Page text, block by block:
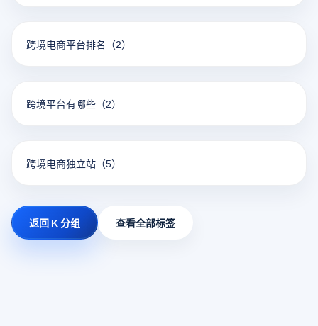
跨境电商平台排名 （2）
跨境平台有哪些 （2）
跨境电商独立站 （5）
返回 K 分组 查看全部标签